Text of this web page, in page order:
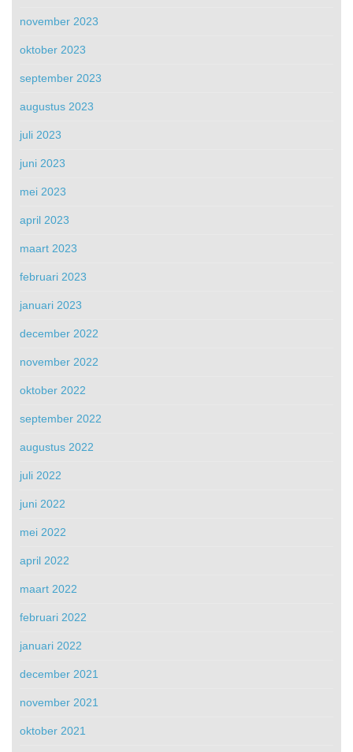
november 2023
oktober 2023
september 2023
augustus 2023
juli 2023
juni 2023
mei 2023
april 2023
maart 2023
februari 2023
januari 2023
december 2022
november 2022
oktober 2022
september 2022
augustus 2022
juli 2022
juni 2022
mei 2022
april 2022
maart 2022
februari 2022
januari 2022
december 2021
november 2021
oktober 2021